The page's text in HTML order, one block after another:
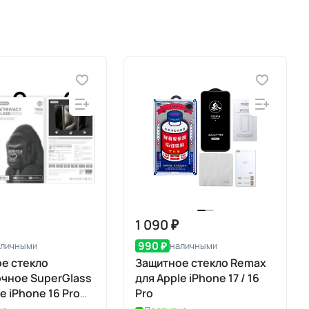
стекло
SuperGlass
iPhone 16 Pro
1 090 ₽
990 ₽ наличными
Защитное стекло Remax
для Apple iPhone 17 / 16
Pro